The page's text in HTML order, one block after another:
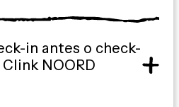
in antes o check-
NOORD